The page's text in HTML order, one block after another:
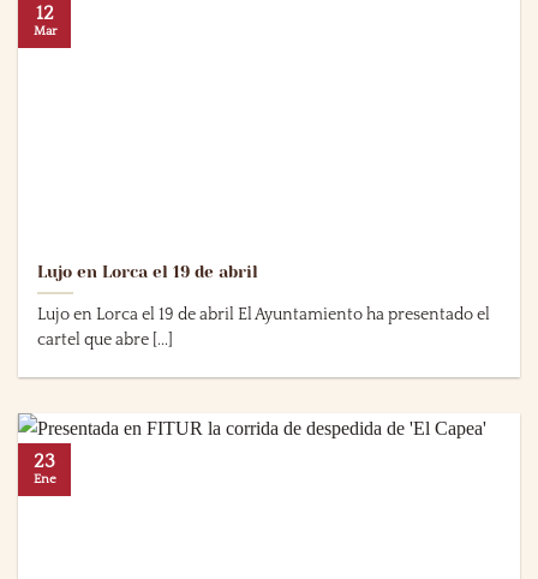
Lujo en Lorca el 19 de abril
Lujo en Lorca el 19 de abril El Ayuntamiento ha presentado el
cartel que abre [...]
12
Mar
23
Ene